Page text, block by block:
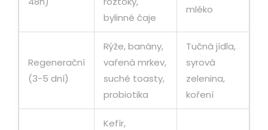
bylinné čaje
mléko
Regenerační
(3-5 dní)
Rýže, banány,
vařená mrkev,
suché toasty,
probiotika
Tučná jídla,
syrová
zelenina,
koření
Kefír,